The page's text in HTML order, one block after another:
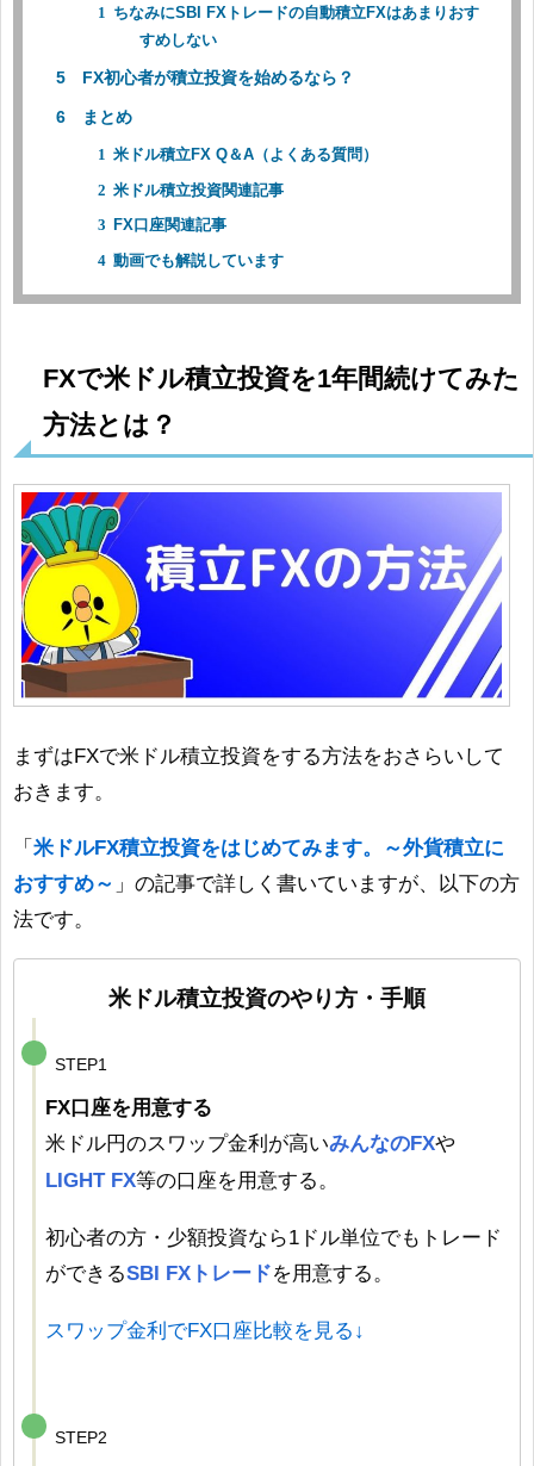
ちなみにSBI FXトレードの自動積立FXはあまりおす
すめしない
FX初心者が積立投資を始めるなら？
まとめ
米ドル積立FX Q＆A（よくある質問）
米ドル積立投資関連記事
FX口座関連記事
動画でも解説しています
FXで米ドル積立投資を1年間続けてみた
方法とは？
まずはFXで米ドル積立投資をする方法をおさらいして
おきます。
「 米ドルFX積立投資をはじめてみます。～外貨積立に
おすすめ～ 」の記事で詳しく書いていますが、以下の方
法です。
米ドル積立投資のやり方・手順
STEP1
FX口座を用意する
米ドル円のスワップ金利が高いみんなのFXや
LIGHT FX等の口座を用意する。
初心者の方・少額投資なら1ドル単位でもトレード
ができるSBI FXトレードを用意する。
スワップ金利でFX口座比較を見る↓
STEP2